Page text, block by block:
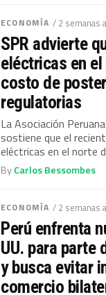
ECONOMÍA / 2 semanas
SPR advierte
eléctricas en
costo de
regulatorias
La Asociación
sostiene que el
eléctricas en el norte
ByCarlos Bessombes
ECONOMÍA / 2 semanas
Perú enfrenta
UU. para parte
y busca evitar
comercio